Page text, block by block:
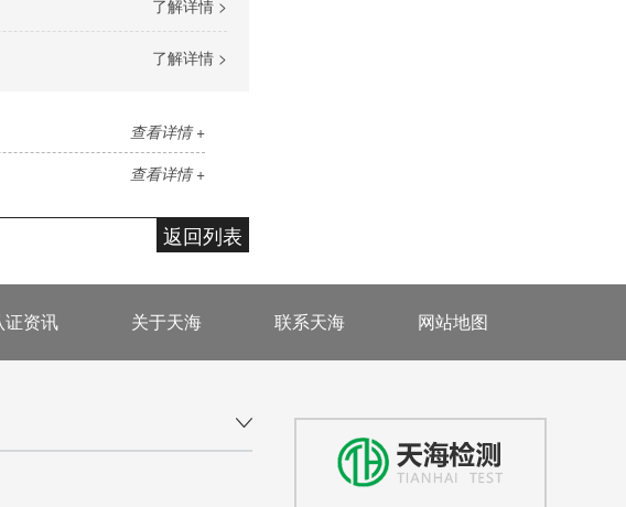
了解详情 >
了解详情 >
查看详情 +
查看详情 +
返回列表
证资讯 关于天海 联系天海 网站地图